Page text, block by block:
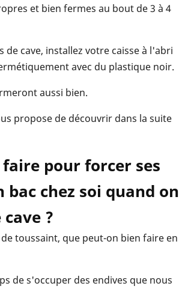
et bien fermes au bout de 3 à 4
de cave, installez votre caisse à l'abri
avec du plastique noir.
aussi bien.
propose de découvrir dans la suite
pour forcer ses
bac chez soi quand on
?
toussaint, que peut-on bien faire en
de s'occuper des endives que nous